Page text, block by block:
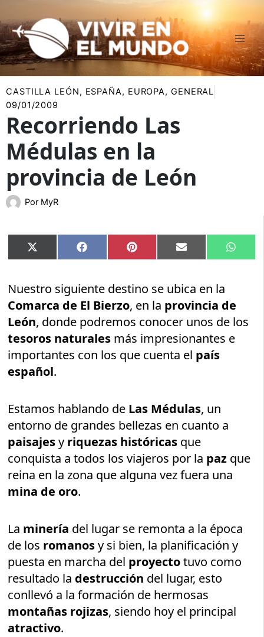
al
contenido
CASTILLA LEÓN, ESPAÑA, EUROPA, GENERAL
09/01/2009
Recorriendo Las
Médulas en la
provincia de León
Por MyR
Compartir
en
X
(Twitter)
Compartir
en
Facebook Compartir
en
Pinterest Compartir
en
Email
en
Nuestro siguiente destino se ubica en la
Comarca de El Bierzo, en la provincia de
León, donde podremos conocer unos de los
tesoros naturales más impresionantes e
importantes con los que cuenta el país
español.
Estamos hablando de Las Médulas, un
entorno de grandes bellezas en cuanto a
paisajesy riquezas históricas que
conquista a todos los viajeros por la paz que
reina en la zona que alguna vez fuera una
mina de oro.
La minería del lugar se remonta a la época
de los romanosy si bien, la planificación y
puesta en marcha del proyectotuvo como
resultado la destrucción del lugar, esto
conllevó a la formación de hermosas
montañas rojizas, siendo hoy el principal
atractivo.